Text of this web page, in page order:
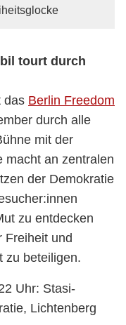
tourt durch
das Berlin Freedom
durch alle
mit der
macht an zentralen
der Demokratie
zu entdecken
Freiheit und
zu beteiligen.
Uhr: Stasi-
Lichtenberg